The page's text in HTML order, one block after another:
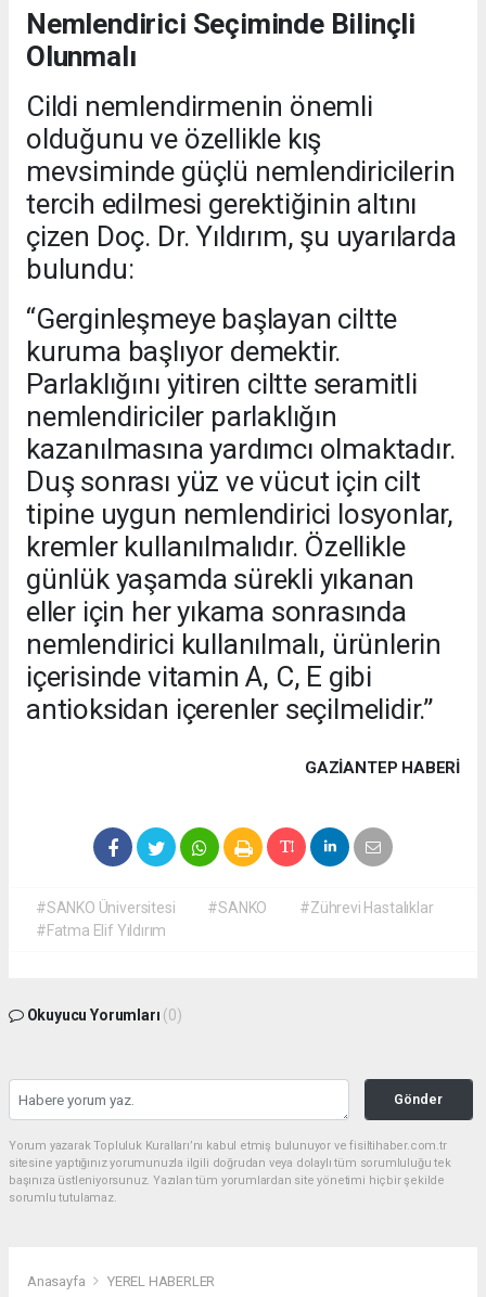
Nemlendirici Seçiminde Bilinçli
Olunmalı
Cildi nemlendirmenin önemli
olduğunu ve özellikle kış
mevsiminde güçlü nemlendiricilerin
tercih edilmesi gerektiğinin altını
çizen Doç. Dr. Yıldırım, şu uyarılarda
bulundu:
“Gerginleşmeye başlayan ciltte
kuruma başlıyor demektir.
Parlaklığını yitiren ciltte seramitli
nemlendiriciler parlaklığın
kazanılmasına yardımcı olmaktadır.
Duş sonrası yüz ve vücut için cilt
tipine uygun nemlendirici losyonlar,
kremler kullanılmalıdır. Özellikle
günlük yaşamda sürekli yıkanan
eller için her yıkama sonrasında
nemlendirici kullanılmalı, ürünlerin
içerisinde vitamin A, C, E gibi
antioksidan içerenler seçilmelidir.”
GAZIANTEP HABERİ
#SANKO Üniversitesi #SANKO
#Zührevi Hastalıklar
#Fatma Elif Yıldırım
Okuyucu Yorumları (0)
Gönder
Yorum yazarak Topluluk Kuralları’nı kabul etmiş bulunuyor ve fisiltihaber.com.tr
sitesine yaptığınız yorumunuzla ilgili doğrudan veya dolaylı tüm sorumluluğu tek
başınıza üstleniyorsunuz. Yazılan tüm yorumlardan site yönetimi hiçbir şekilde
sorumlu tutulamaz.
Anasayfa YEREL HABERLER